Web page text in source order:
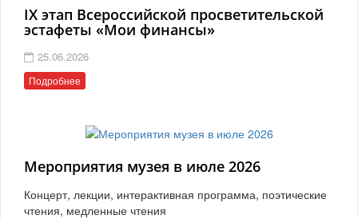
IX этап Всероссийской просветительской
эстафеты «Мои финансы»
25.06.2026
Подробнее
Мероприятия музея в июле 2026
Концерт, лекции, интерактивная программа, поэтические
чтения, медленные чтения